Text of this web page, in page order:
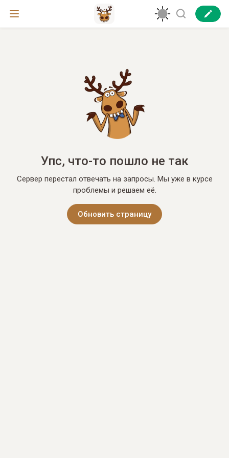
Упс, что-то пошло не так
Сервер перестал отвечать на запросы. Мы уже в курсе
проблемы и решаем её.
Обновить страницу